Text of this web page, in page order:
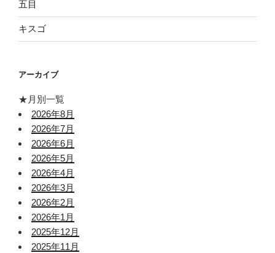
五目
キスゴ
アーカイブ
★月別一覧
2026年8月
2026年7月
2026年6月
2026年5月
2026年4月
2026年3月
2026年2月
2026年1月
2025年12月
2025年11月